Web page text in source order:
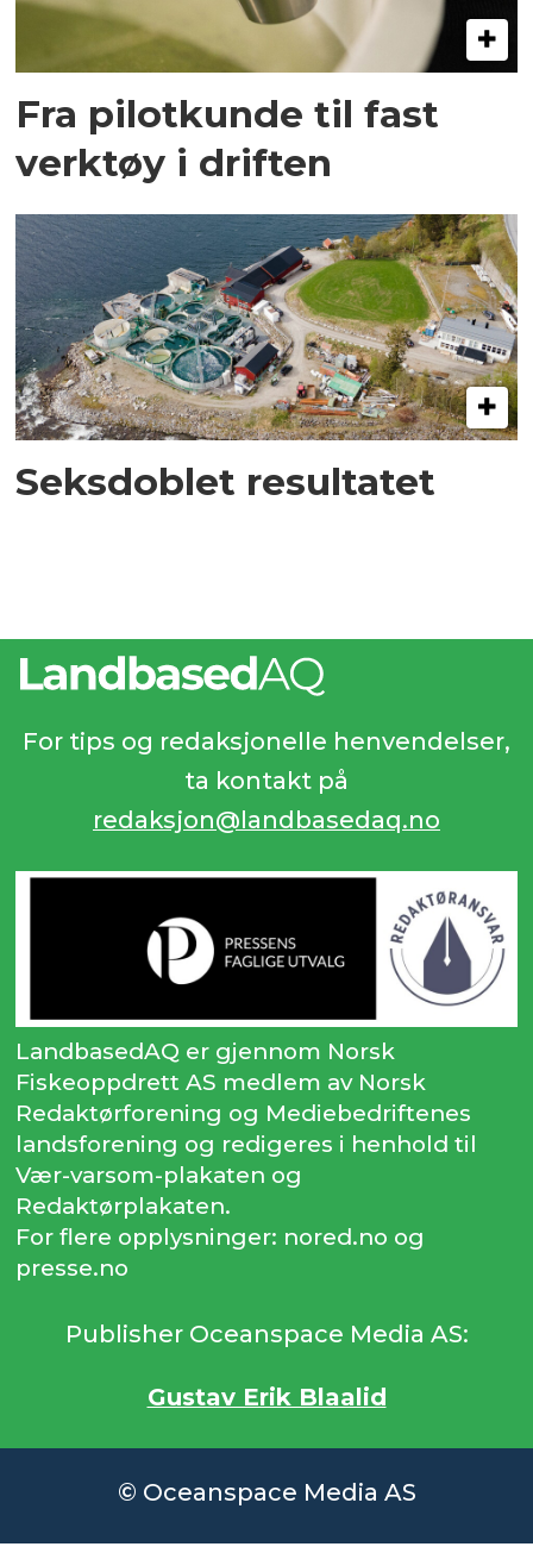
Fra pilotkunde til fast
verktøy i driften
Seksdoblet resultatet
For tips og redaksjonelle henvendelser,
ta kontakt på
redaksjon@landbasedaq.no
LandbasedAQ er gjennom Norsk
Fiskeoppdrett AS medlem av Norsk
Redaktørforening og Mediebedriftenes
landsforening og redigeres i henhold til
Vær-varsom-plakaten og
Redaktørplakaten.
For flere opplysninger: nored.no og
presse.no
Publisher Oceanspace Media AS:
Gustav Erik Blaalid
© Oceanspace Media AS